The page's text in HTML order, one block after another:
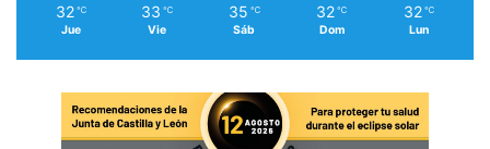
32 ℃
Jue
33 ℃
Vie
35 ℃
Sáb
32 ℃
Dom
32 ℃
Lun